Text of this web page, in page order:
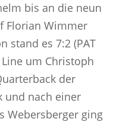
bis an die neun
Florian Wimmer
stand es 7:2 (PAT
um Christoph
der
und nach einer
Webersberger ging